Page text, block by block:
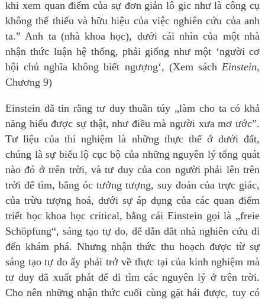
khi xem quan điểm của sự đơn giản lô gic như là công cụ
không thể thiếu và hữu hiệu của việc nghiên cứu của anh
ta.” Anh ta (nhà khoa học), dưới cái nhìn của một nhà
nhận thức luận hệ thống, phải giống như một ‘người cơ
hội chủ nghĩa không biết ngượng‘, (Xem sách Einstein,
Chương 9)
Einstein đã tin rằng tư duy thuần túy „làm cho ta có khả
năng hiểu được sự thật, như điều mà người xưa mơ ước”.
Tư liệu của thí nghiệm là những thực thể ở dưới đất,
chúng là sự biểu lộ cục bộ của những nguyên lý tổng quát
nào đó ở trên trời, và tư duy của con người phải lên trên
trời để tìm, bằng óc tưởng tượng, suy đoán của trực giác,
của trừu tượng hoá, dưới sự áp dụng của các quan điểm
triết học khoa học critical, bằng cái Einstein gọi là „freie
Schöpfung“, sáng tạo tự do, để dẫn dắt nhà nghiên cứu đi
đến khám phá. Nhưng nhận thức thu hoạch được từ sự
sáng tạo tự do ấy phải trở về thực tại của kinh nghiệm mà
tư duy đã xuất phát để đi tìm các nguyên lý ở trên trời.
Cho nên những nhận thức cuối cùng gặt hái được, tuy có